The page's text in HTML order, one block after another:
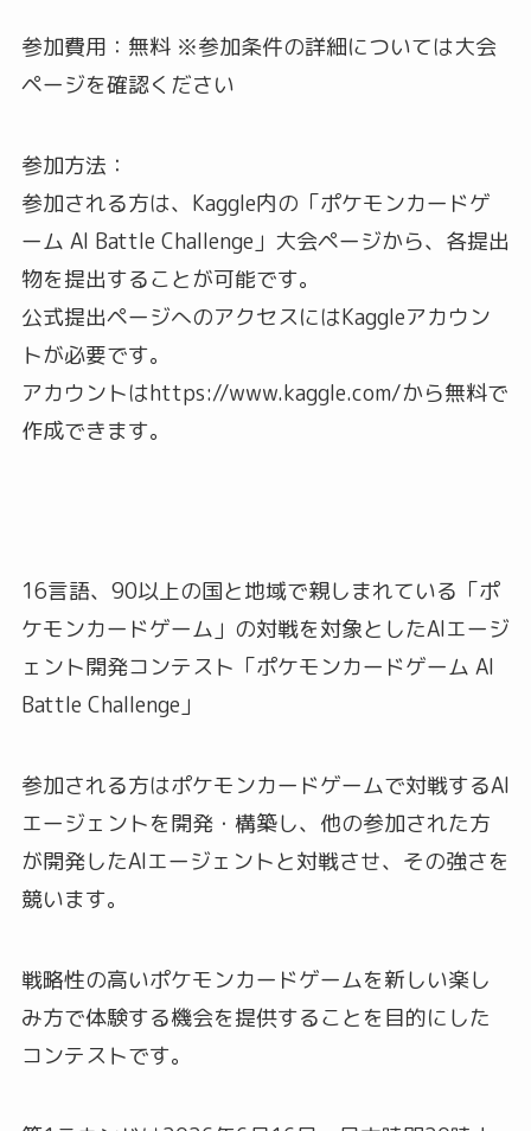
参加費用：無料 ※参加条件の詳細については大会
ページを確認ください
参加方法：
参加される方は、Kaggle内の「ポケモンカードゲ
ーム AI Battle Challenge」大会ページから、各提出
物を提出することが可能です。
公式提出ページへのアクセスにはKaggleアカウン
トが必要です。
アカウントはhttps://www.kaggle.com/から無料で
作成できます。
16言語、90以上の国と地域で親しまれている「ポ
ケモンカードゲーム」の対戦を対象としたAIエージ
ェント開発コンテスト「ポケモンカードゲーム AI
Battle Challenge」
参加される方はポケモンカードゲームで対戦するAI
エージェントを開発・構築し、他の参加された方
が開発したAIエージェントと対戦させ、その強さを
競います。
戦略性の高いポケモンカードゲームを新しい楽し
み方で体験する機会を提供することを目的にした
コンテストです。